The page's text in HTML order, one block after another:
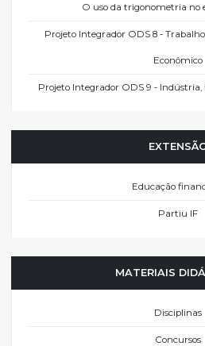
O uso da trigonometria no
Projeto Integrador ODS 8 -
Econômico
Projeto Integrador ODS 9 -
Educação
Partiu IF
MATERIAIS
Disciplinas
Concursos